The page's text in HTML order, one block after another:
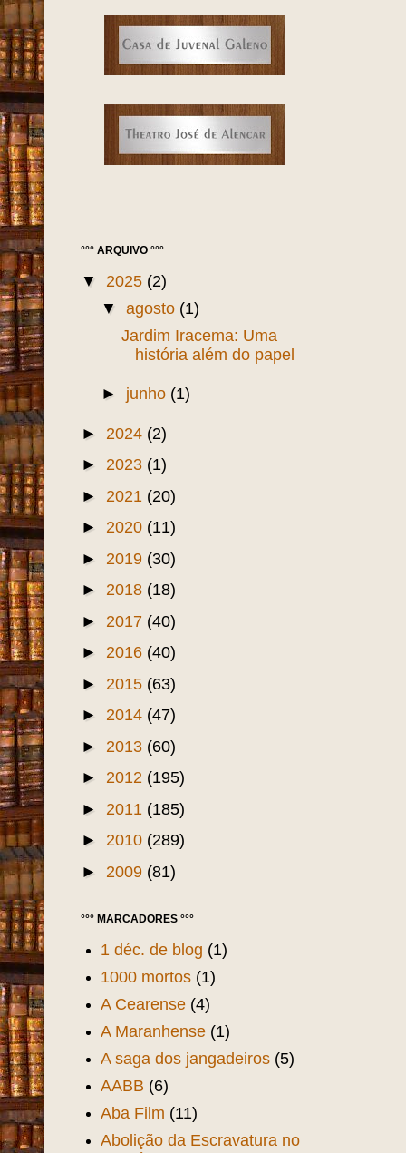
°°° ARQUIVO °°°
▼ 2025 (2)
▼ agosto (1)
Jardim Iracema: Uma
história além do papel
► junho (1)
► 2024 (2)
► 2023 (1)
► 2021 (20)
► 2020 (11)
► 2019 (30)
► 2018 (18)
► 2017 (40)
► 2016 (40)
► 2015 (63)
► 2014 (47)
► 2013 (60)
► 2012 (195)
► 2011 (185)
► 2010 (289)
► 2009 (81)
°°° MARCADORES °°°
1 déc. de blog (1)
1000 mortos (1)
A Cearense (4)
A Maranhense (1)
A saga dos jangadeiros (5)
AABB (6)
Aba Film (11)
Abolição da Escravatura no